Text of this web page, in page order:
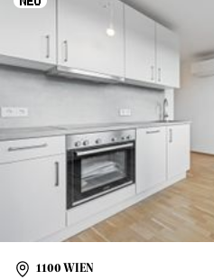
1100 WIEN